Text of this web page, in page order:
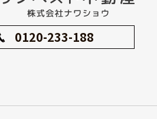
0120-233-188